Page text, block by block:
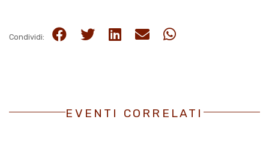
Condividi:
EVENTI CORRELATI